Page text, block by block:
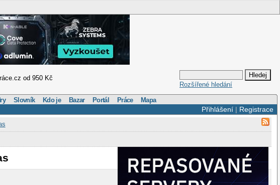
od 950 Kč
Rozšířené hledání
Slovník Kdo je Bazar Portál Práce Mapa
Přihlášení| Registrace